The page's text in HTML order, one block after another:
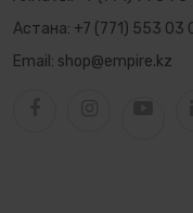
Астана: +7 (771) 553 03
Email: shop@empire.kz